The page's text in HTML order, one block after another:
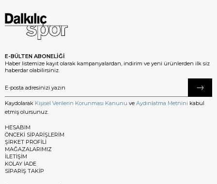
E-BÜLTEN ABONELİĞİ
Haber listemize kayıt olarak kampanyalardan, indirim ve yeni ürünlerden ilk siz
haberdar olabilirsiniz.
Kaydolarak Kişisel Verilerin Korunması Kanunu ve Aydınlatma Metnini kabul
etmiş olursunuz.
HESABIM
ÖNCEKİ SİPARİŞLERİM
ŞİRKET PROFİLİ
MAĞAZALARIMIZ
İLETİŞİM
KOLAY İADE
SİPARİŞ TAKİP